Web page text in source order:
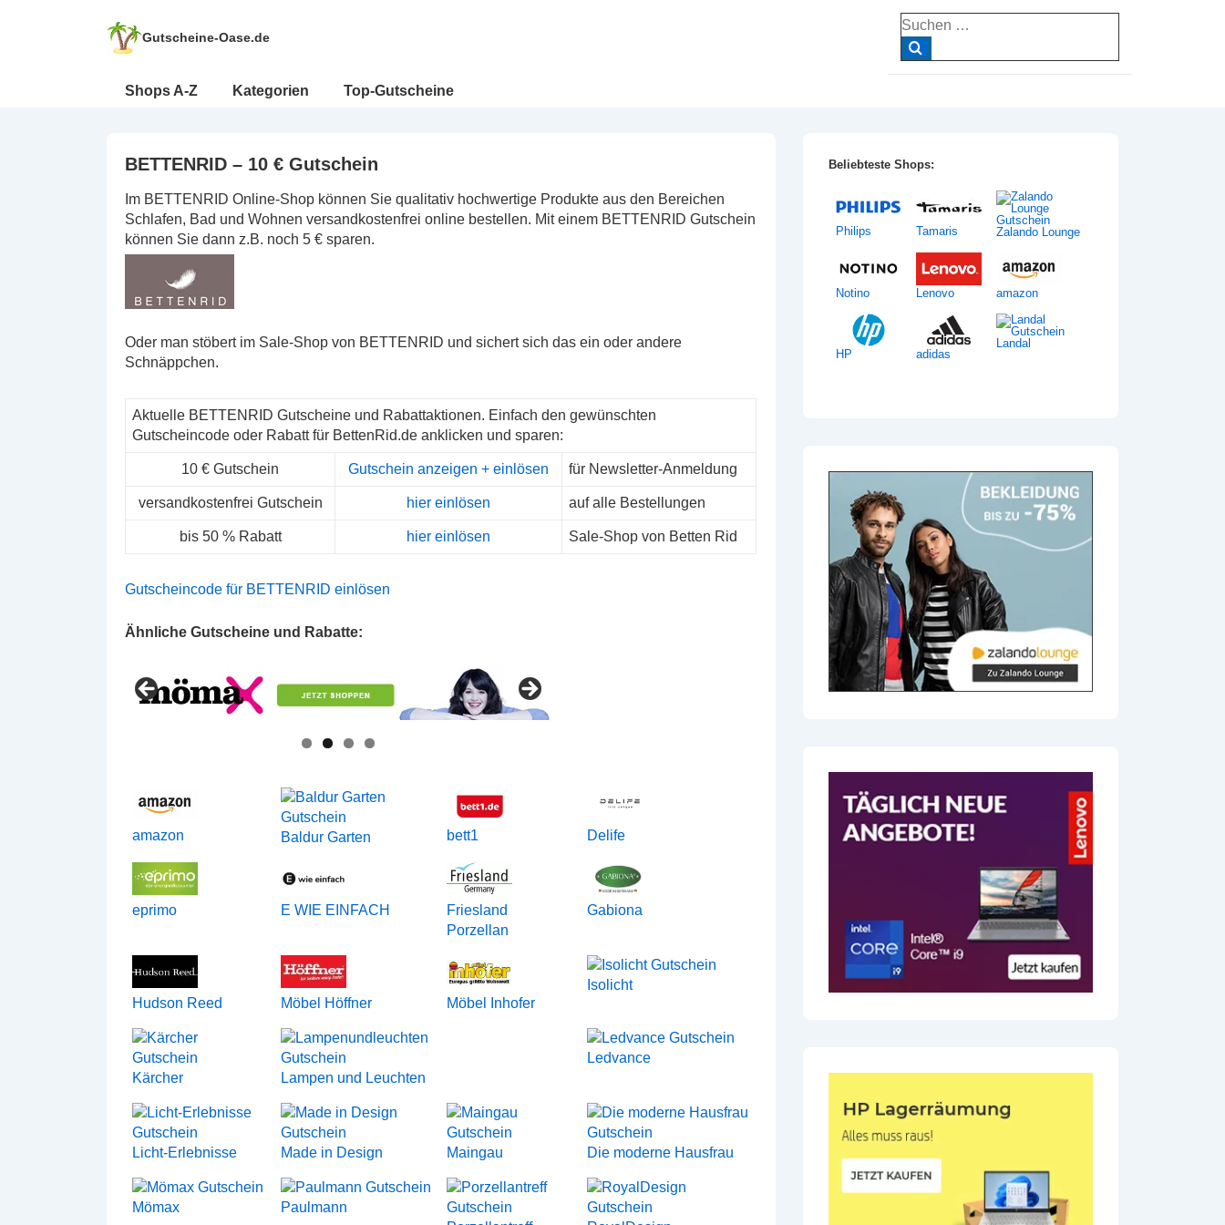
Gutscheine-Oase.de
Suche
nach:
Hauptnavigation
Shops A-Z Kategorien Top-Gutscheine
BETTENRID – 10 € Gutschein
Im BETTENRID Online-Shop können Sie qualitativ hochwertige Produkte aus den Bereichen
Schlafen, Bad und Wohnen versandkostenfrei online bestellen. Mit einem BETTENRID Gutschein
können Sie dann z.B. noch 5 € sparen.
Oder man stöbert im Sale-Shop von BETTENRID und sichert sich das ein oder andere
Schnäppchen.
Aktuelle BETTENRID Gutscheine und Rabattaktionen. Einfach den gewünschten
Gutscheincode oder Rabatt für BettenRid.de anklicken und sparen:
10 € Gutschein Gutschein anzeigen + einlösen für Newsletter-Anmeldung
versandkostenfrei Gutschein hier einlösen auf alle Bestellungen
bis 50 % Rabatt hier einlösen Sale-Shop von Betten Rid
Gutscheincode für BETTENRID einlösen
Ähnliche Gutscheine und Rabatte:
amazon Baldur Garten bett1 Delife
eprimo E WIE EINFACH
Friesland
Porzellan
Gabiona
Hudson Reed Möbel Höffner Möbel Inhofer
Isolicht
Kärcher Lampen und Leuchten
Ledvance
Licht-Erlebnisse Made in Design Maingau Die moderne Hausfrau
Mömax
Paulmann
Beliebteste Shops:
Philips Tamaris Zalando Lounge
Notino Lenovo amazon
HP adidas
Landal